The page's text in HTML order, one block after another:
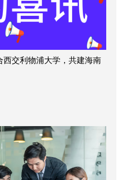
交利物浦大学，共建海南